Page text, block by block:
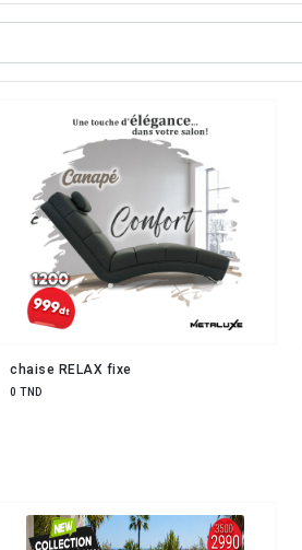
chaise RELAX fixe
0 TND